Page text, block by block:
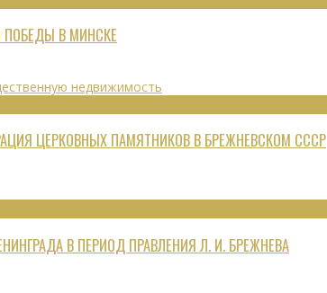
В МИНСКЕ
ЦЕРКОВНЫХ ПАМЯТНИКОВ В БРЕЖНЕВСКОМ СССР
В ПЕРИОД ПРАВЛЕНИЯ Л. И. БРЕЖНЕВА